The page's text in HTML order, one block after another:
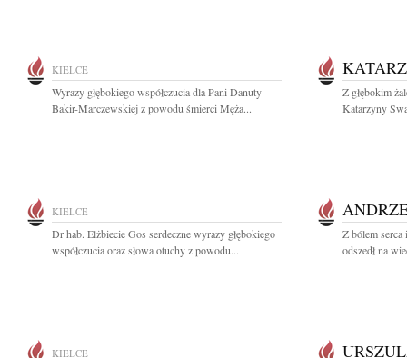
KIELCE
Wyrazy głębokiego współczucia dla Pani Danuty
Bakir-Marczewskiej z powodu śmierci Męża...
Z głębokim
Katarzyny
KIELCE
Dr hab. Elżbiecie Gos serdeczne wyrazy głębokiego
współczucia oraz słowa otuchy z powodu...
Z bólem
odszedł na
KIELCE